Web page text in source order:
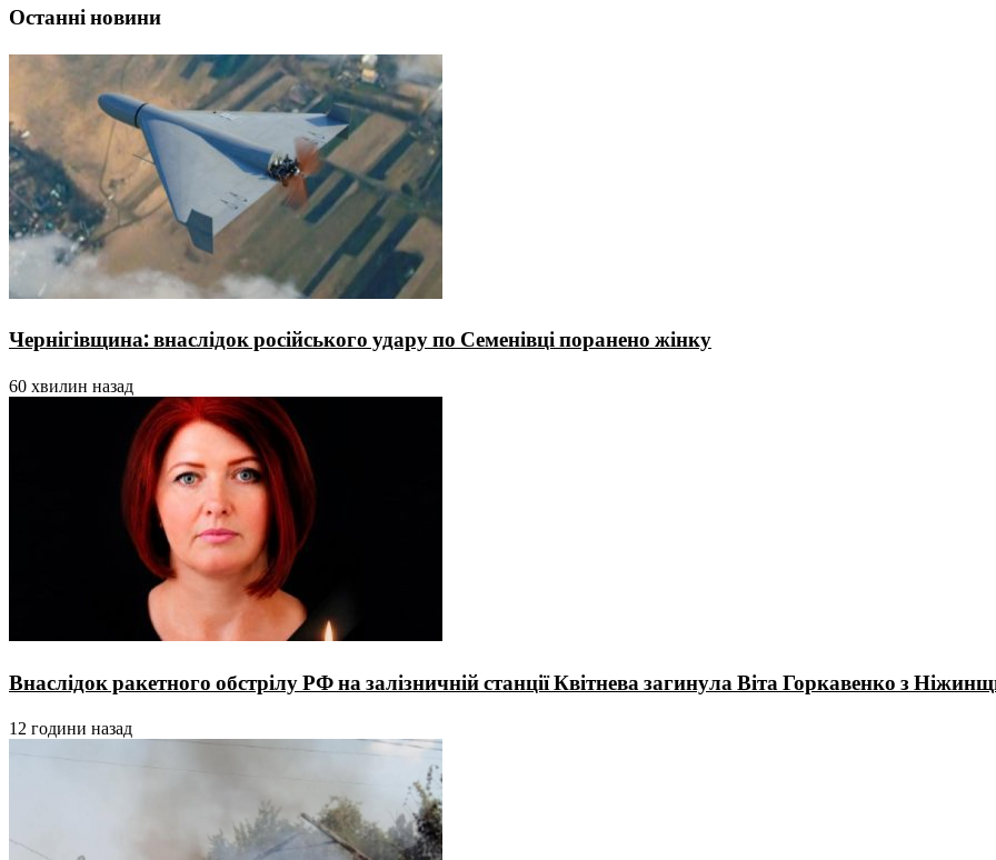
Останні новини
Чернігівщина: внаслідок російського удару по Семенівці поранено жінку
60 хвилин назад
Внаслідок ракетного обстрілу РФ на залізничній станції Квітнева загинула Віта Горкавенко з
12 години назад